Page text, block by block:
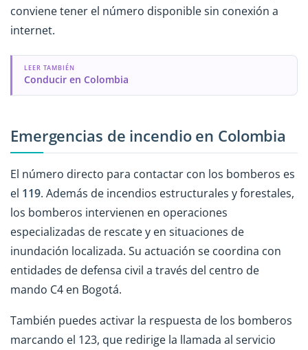
conviene tener el número disponible sin conexión a
internet.
LEER TAMBIÉN
Conducir en Colombia
Emergencias de incendio en Colombia
El número directo para contactar con los bomberos es
el 119. Además de incendios estructurales y forestales,
los bomberos intervienen en operaciones
especializadas de rescate y en situaciones de
inundación localizada. Su actuación se coordina con
entidades de defensa civil a través del centro de
mando C4 en Bogotá.
También puedes activar la respuesta de los bomberos
marcando el 123, que redirige la llamada al servicio